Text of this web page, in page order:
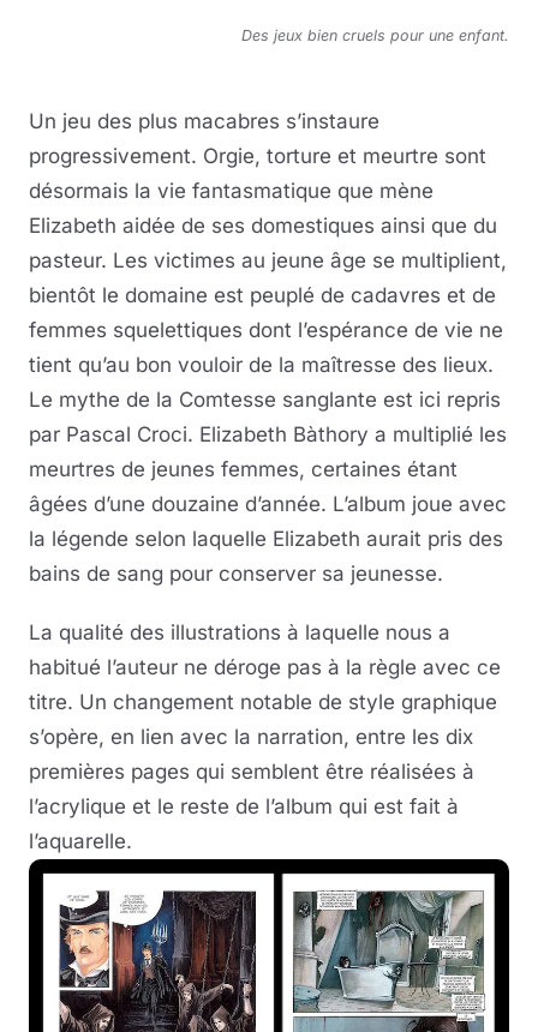
Des jeux bien cruels pour une enfant.
Un jeu des plus macabres s’instaure
progressivement. Orgie, torture et meurtre sont
désormais la vie fantasmatique que mène
Elizabeth aidée de ses domestiques ainsi que du
pasteur. Les victimes au jeune âge se multiplient,
bientôt le domaine est peuplé de cadavres et de
femmes squelettiques dont l’espérance de vie ne
tient qu’au bon vouloir de la maîtresse des lieux.
Le mythe de la Comtesse sanglante est ici repris
par Pascal Croci. Elizabeth Bàthory a multiplié les
meurtres de jeunes femmes, certaines étant
âgées d’une douzaine d’année. L’album joue avec
la légende selon laquelle Elizabeth aurait pris des
bains de sang pour conserver sa jeunesse.
La qualité des illustrations à laquelle nous a
habitué l’auteur ne déroge pas à la règle avec ce
titre. Un changement notable de style graphique
s’opère, en lien avec la narration, entre les dix
premières pages qui semblent être réalisées à
l’acrylique et le reste de l’album qui est fait à
l’aquarelle.